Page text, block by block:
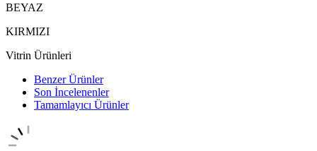
BEYAZ
KIRMIZI
Vitrin Ürünleri
Benzer Ürünler
Son İncelenenler
Tamamlayıcı Ürünler